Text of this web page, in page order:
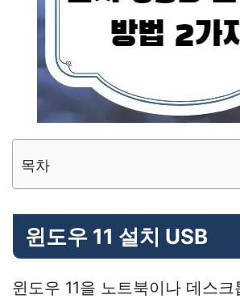
목차
윈도우 11 설치 USB
윈도우 11을 노트북이나 데스